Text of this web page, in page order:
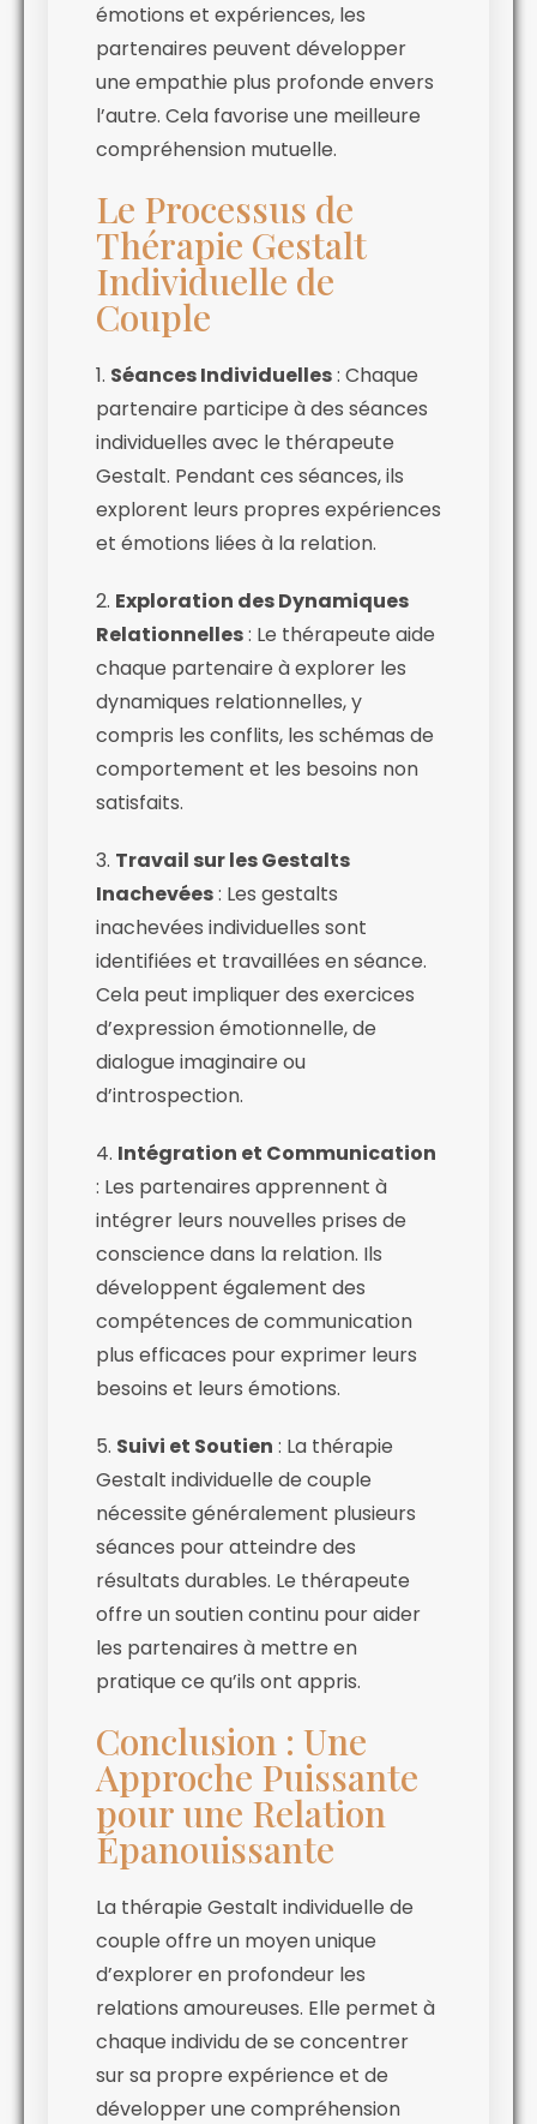
émotions et expériences, les
partenaires peuvent développer
une empathie plus profonde envers
l’autre. Cela favorise une meilleure
compréhension mutuelle.
Le Processus de
Thérapie Gestalt
Individuelle de
Couple
1. Séances Individuelles: Chaque
partenaire participe à des séances
individuelles avec le thérapeute
Gestalt. Pendant ces séances, ils
explorent leurs propres expériences
et émotions liées à la relation.
2. Exploration des Dynamiques
Relationnelles: Le thérapeute aide
chaque partenaire à explorer les
dynamiques relationnelles, y
compris les conflits, les schémas de
comportement et les besoins non
satisfaits.
3. Travail sur les Gestalts
Inachevées: Les gestalts
inachevées individuelles sont
identifiées et travaillées en séance.
Cela peut impliquer des exercices
d’expression émotionnelle, de
dialogue imaginaire ou
d’introspection.
4. Intégration et Communication
: Les partenaires apprennent à
intégrer leurs nouvelles prises de
conscience dans la relation. Ils
développent également des
compétences de communication
plus efficaces pour exprimer leurs
besoins et leurs émotions.
5. Suivi et Soutien : La thérapie
Gestalt individuelle de couple
nécessite généralement plusieurs
séances pour atteindre des
résultats durables. Le thérapeute
offre un soutien continu pour aider
les partenaires à mettre en
pratique ce qu’ils ont appris.
Conclusion : Une
Approche Puissante
pour une Relation
Épanouissante
La thérapie Gestalt individuelle de
couple offre un moyen unique
d’explorer en profondeur les
relations amoureuses. Elle permet à
chaque individu de se concentrer
sur sa propre expérience et de
développer une compréhension